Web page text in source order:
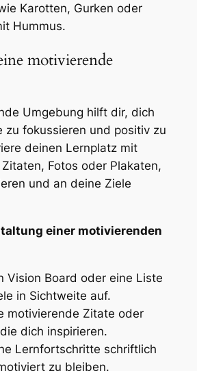
Karotten, Gurken oder
Hummus.
motivierende
Umgebung hilft dir, dich
zu fokussieren und positiv zu
deinen Lernplatz mit
Fotos oder Plakaten,
und an deine Ziele
einer motivierenden
Vision Board oder eine Liste
in Sichtweite auf.
motivierende Zitate oder
dich inspirieren.
Lernfortschritte schriftlich
zu bleiben.